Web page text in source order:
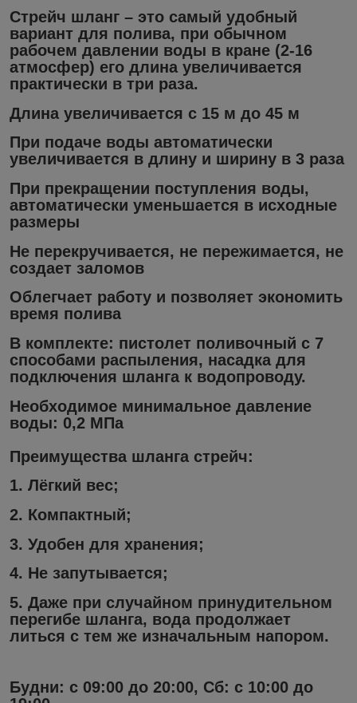
Стрейч шланг – это самый удобный
вариант для полива, при обычном
рабочем давлении воды в кране (2-16
атмосфер) его длина увеличивается
практически в три раза.
Длина увеличивается с 15 м до 45 м
При подаче воды автоматически
увеличивается в длину и ширину в 3 раза
При прекращении поступления воды,
автоматически уменьшается в исходные
размеры
Не перекручивается, не пережимается, не
создает заломов
Облегчает работу и позволяет экономить
время полива
В комплекте: пистолет поливочный с 7
способами распыления, насадка для
подключения шланга к водопроводу.
Необходимое минимальное давление
воды: 0,2 МПа
Преимущества шланга стрейч:
1. Лёгкий вес;
2. Компактный;
3. Удобен для хранения;
4. Не запутывается;
5. Даже при случайном принудительном
перегибе шланга, вода продолжает
литься с тем же изначальным напором.
Будни: с 09:00 до 20:00, Сб: с 10:00 до